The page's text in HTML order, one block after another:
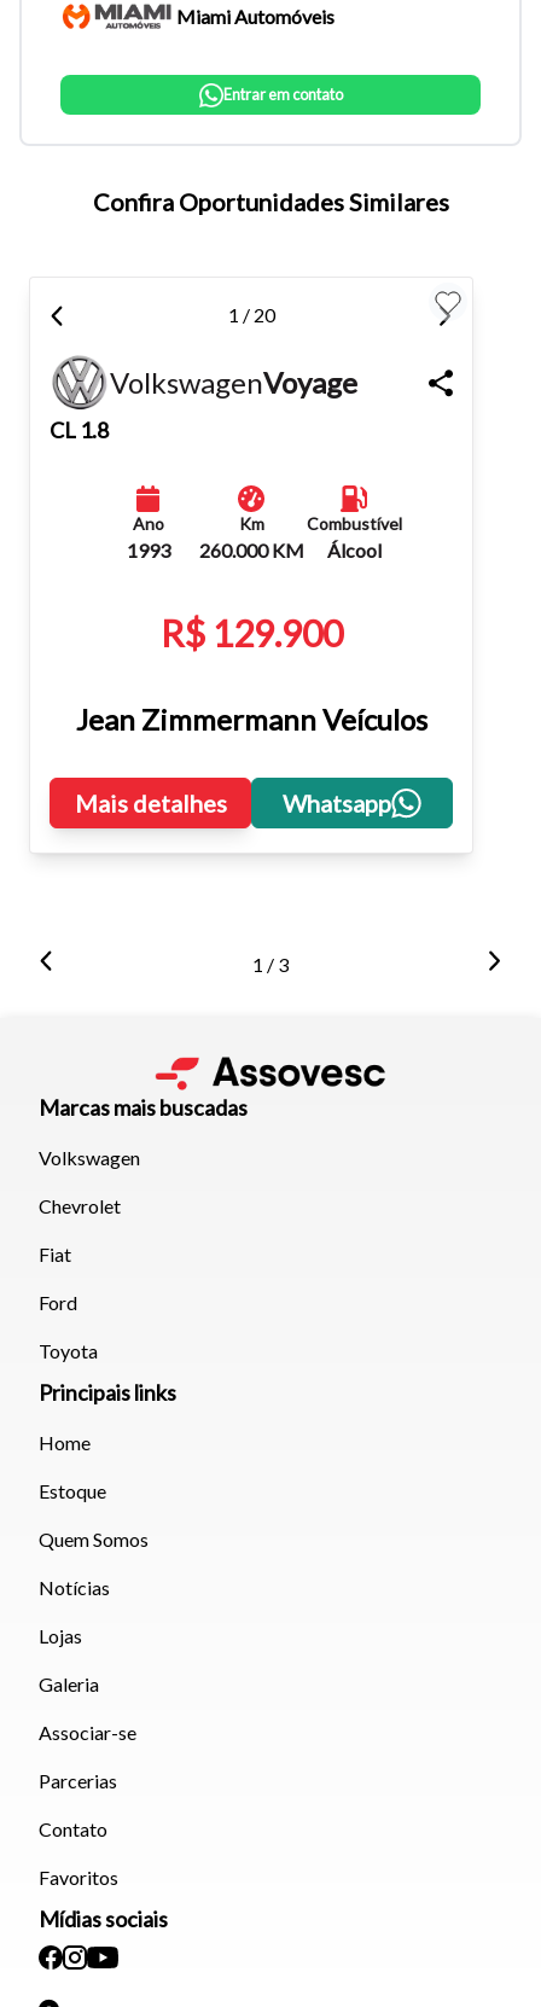
Tamanho do texto
atalhos Ctrl+ (para aumentar) e Ctrl- (para diminuir) no seu
teclado.
Fechar
Miami Automóveis
Entrar em contato
Confira Oportunidades Similares
1 / 20
VolkswagenVoyage
CL 1.8
Ano
1993
Km
260.000 KM
Combustível
Álcool
R$ 129.900
Jean Zimmermann Veículos
Mais detalhes Whatsapp
1 / 3
Marcas mais buscadas
Volkswagen
Chevrolet
Fiat
Ford
Toyota
Principais links
Home
Estoque
Quem Somos
Notícias
Lojas
Galeria
Associar-se
Parcerias
Contato
Favoritos
Mídias sociais